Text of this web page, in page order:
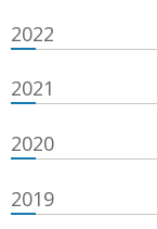
2022
2021
2020
2019